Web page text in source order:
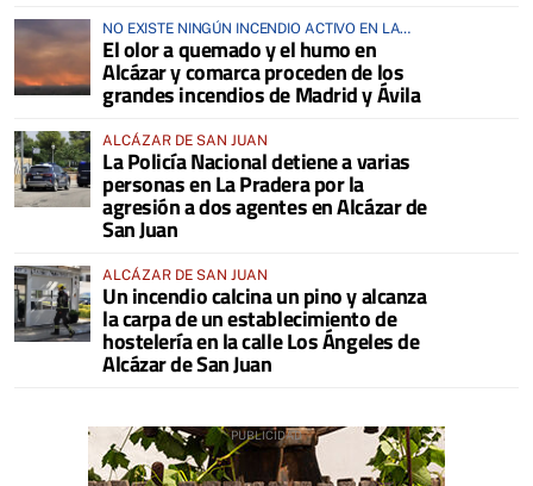
NO EXISTE NINGÚN INCENDIO ACTIVO EN LA
COMARCA
El olor a quemado y el humo en
Alcázar y comarca proceden de los
grandes incendios de Madrid y Ávila
ALCÁZAR DE SAN JUAN
La Policía Nacional detiene a varias
personas en La Pradera por la
agresión a dos agentes en Alcázar de
San Juan
ALCÁZAR DE SAN JUAN
Un incendio calcina un pino y alcanza
la carpa de un establecimiento de
hostelería en la calle Los Ángeles de
Alcázar de San Juan